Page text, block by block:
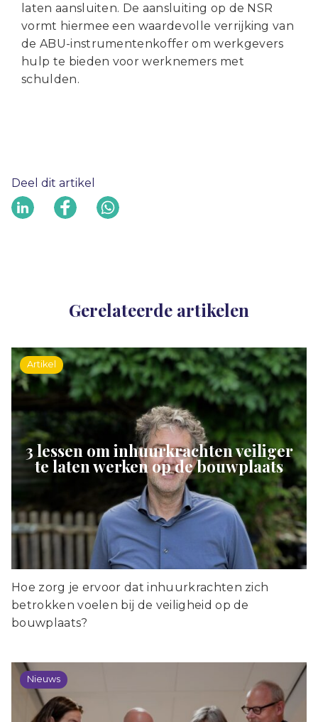
laten aansluiten. De aansluiting op de NSR
vormt hiermee een waardevolle verrijking van
de ABU-instrumentenkoffer om werkgevers
hulp te bieden voor werknemers met
schulden.
Deel dit artikel
Gerelateerde artikelen
Artikel
3 lessen om inhuurkrachten veiliger
te laten werken op de bouwplaats
Hoe zorg je ervoor dat inhuurkrachten zich
betrokken voelen bij de veiligheid op de
bouwplaats?
Nieuws